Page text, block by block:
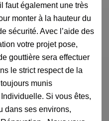
faut également une très
monter à la hauteur du
sécurité. Avec l’aide des
votre projet pose,
gouttière sera effectuer
le strict respect de la
munis
Si vous êtes,
dans ses environs,